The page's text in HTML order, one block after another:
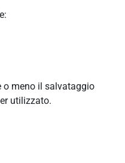
o meno il salvataggio
utilizzato.